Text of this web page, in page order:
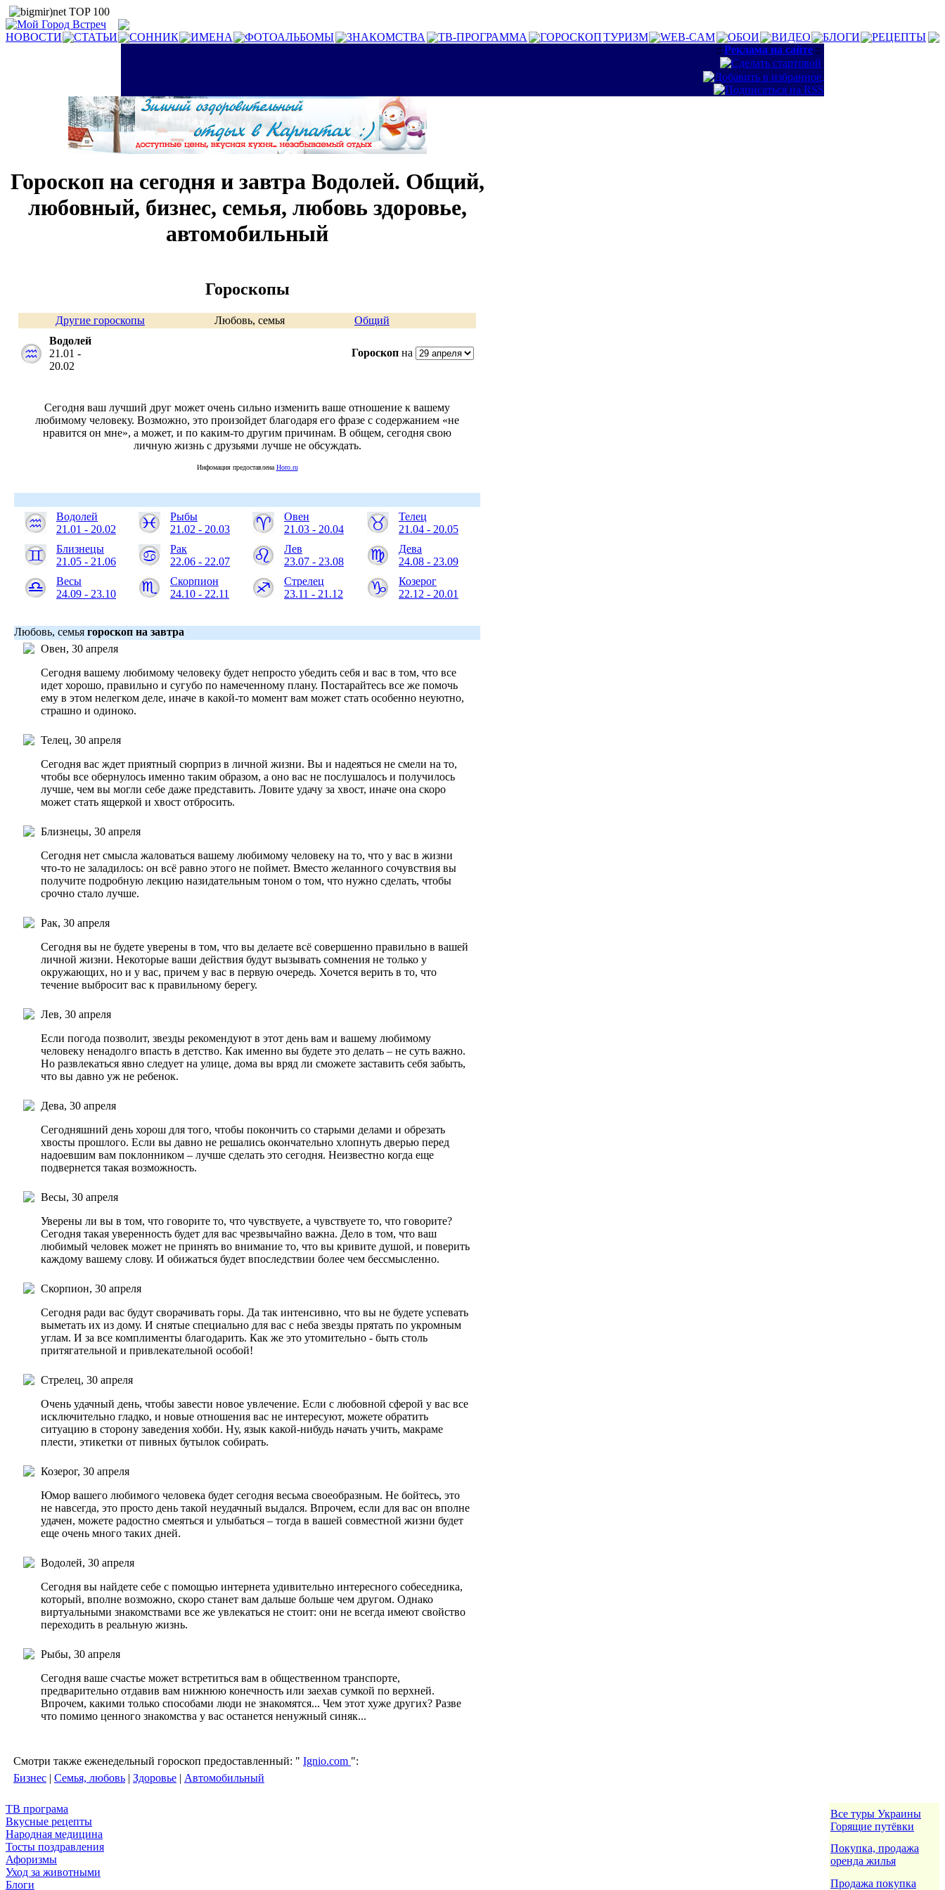
НОВОСТИ СТАТЬИ СОННИК ИМЕНА ФОТОАЛЬБОМЫ ЗНАКОМСТВА ТВ-ПРОГРАММА ГОРОСКОПТУРИЗМ WEB-CAM ОБОИ ВИДЕО БЛОГИ
РЕЦЕПТЫ
:: Реклама на сайте ::
Гороскоп на сегодня и завтра Водолей. Общий,
любовный, бизнес, семья, любовь здоровье,
автомобильный
Гороскопы
Другие гороскопы Любовь, семья
Общий
Водолей
21.01 -
20.02
Гороскоп на
Сегодня ваш лучший друг может очень сильно изменить ваше отношение к вашему
любимому человеку. Возможно, это произойдет благодаря его фразе с содержанием «не
нравится он мне», а может, и по каким-то другим причинам. В общем, сегодня свою
личную жизнь с друзьями лучше не обсуждать.
Инфомация предоставлена Horo.ru
Водолей
21.01 - 20.02
Рыбы
21.02 - 20.03
Овен
21.03 - 20.04
Телец
21.04 - 20.05
Близнецы
21.05 - 21.06
Рак
22.06 - 22.07
Лев
23.07 - 23.08
Дева
24.08 - 23.09
Весы
24.09 - 23.10
Скорпион
24.10 - 22.11
Стрелец
23.11 - 21.12
Козерог
22.12 - 20.01
Любовь, семья гороскоп на завтра
Овен, 30 апреля
Сегодня вашему любимому человеку будет непросто убедить себя и вас в том, что все
идет хорошо, правильно и сугубо по намеченному плану. Постарайтесь все же помочь
ему в этом нелегком деле, иначе в какой-то момент вам может стать особенно неуютно,
страшно и одиноко.
Телец, 30 апреля
Сегодня вас ждет приятный сюрприз в личной жизни. Вы и надеяться не смели на то,
чтобы все обернулось именно таким образом, а оно вас не послушалось и получилось
лучше, чем вы могли себе даже представить. Ловите удачу за хвост, иначе она скоро
может стать ящеркой и хвост отбросить.
Близнецы, 30 апреля
Сегодня нет смысла жаловаться вашему любимому человеку на то, что у вас в жизни
что-то не заладилось: он всё равно этого не поймет. Вместо желанного сочувствия вы
получите подробную лекцию назидательным тоном о том, что нужно сделать, чтобы
срочно стало лучше.
Рак, 30 апреля
Сегодня вы не будете уверены в том, что вы делаете всё совершенно правильно в вашей
личной жизни. Некоторые ваши действия будут вызывать сомнения не только у
окружающих, но и у вас, причем у вас в первую очередь. Хочется верить в то, что
течение выбросит вас к правильному берегу.
Лев, 30 апреля
Если погода позволит, звезды рекомендуют в этот день вам и вашему любимому
человеку ненадолго впасть в детство. Как именно вы будете это делать – не суть важно.
Но развлекаться явно следует на улице, дома вы вряд ли сможете заставить себя забыть,
что вы давно уж не ребенок.
Дева, 30 апреля
Сегодняшний день хорош для того, чтобы покончить со старыми делами и обрезать
хвосты прошлого. Если вы давно не решались окончательно хлопнуть дверью перед
надоевшим вам поклонником – лучше сделать это сегодня. Неизвестно когда еще
подвернется такая возможность.
Весы, 30 апреля
Уверены ли вы в том, что говорите то, что чувствуете, а чувствуете то, что говорите?
Сегодня такая уверенность будет для вас чрезвычайно важна. Дело в том, что ваш
любимый человек может не принять во внимание то, что вы кривите душой, и поверить
каждому вашему слову. И обижаться будет впоследствии более чем бессмысленно.
Скорпион, 30 апреля
Сегодня ради вас будут сворачивать горы. Да так интенсивно, что вы не будете успевать
выметать их из дому. И снятые специально для вас с неба звезды прятать по укромным
углам. И за все комплименты благодарить. Как же это утомительно - быть столь
притягательной и привлекательной особой!
Стрелец, 30 апреля
Очень удачный день, чтобы завести новое увлечение. Если с любовной сферой у вас все
исключительно гладко, и новые отношения вас не интересуют, можете обратить
ситуацию в сторону заведения хобби. Ну, язык какой-нибудь начать учить, макраме
плести, этикетки от пивных бутылок собирать.
Козерог, 30 апреля
Юмор вашего любимого человека будет сегодня весьма своеобразным. Не бойтесь, это
не навсегда, это просто день такой неудачный выдался. Впрочем, если для вас он вполне
удачен, можете радостно смеяться и улыбаться – тогда в вашей совместной жизни будет
еще очень много таких дней.
Водолей, 30 апреля
Сегодня вы найдете себе с помощью интернета удивительно интересного собеседника,
который, вполне возможно, скоро станет вам дальше больше чем другом. Однако
виртуальными знакомствами все же увлекаться не стоит: они не всегда имеют свойство
переходить в реальную жизнь.
Рыбы, 30 апреля
Сегодня ваше счастье может встретиться вам в общественном транспорте,
предварительно отдавив вам нижнюю конечность или заехав сумкой по верхней.
Впрочем, какими только способами люди не знакомятся... Чем этот хуже других? Разве
что помимо ценного знакомства у вас останется ненужный синяк...
Смотри также еженедельный гороскоп предоставленный: " Ignio.com ":
Бизнес | Семья, любовь | Здоровье | Автомобильный
ТВ програма
Вкусные рецепты
Народная медицина
Тосты поздравления
Афоризмы
Уход за животными
Блоги
Все туры Украины
Горящие путёвки
Покупка, продажа
оренда жилья
Продажа покупка